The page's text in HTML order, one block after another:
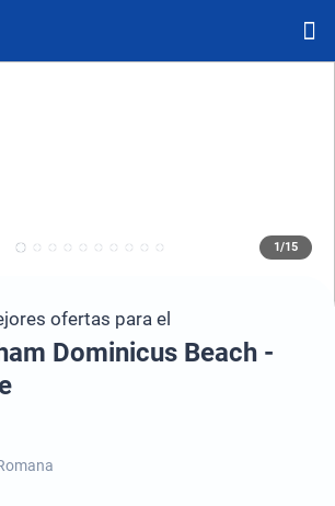
1/15
ofertas para el
Dominicus Beach -